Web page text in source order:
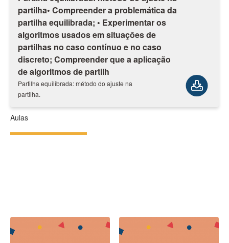
partilha• Compreender a problemática da
partilha equilibrada; • Experimentar os
algoritmos usados em situações de
partilhas no caso contínuo e no caso
discreto; Compreender que a aplicação
de algoritmos de partilh
Partilha equilibrada: método do ajuste na
partilha.
Aulas